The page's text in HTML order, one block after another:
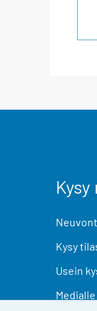
Kysy
Usein
Medialle